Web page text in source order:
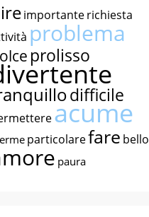
importanterichiesta
problema
prolisso
difficile
acume
particolarefare bello
paura